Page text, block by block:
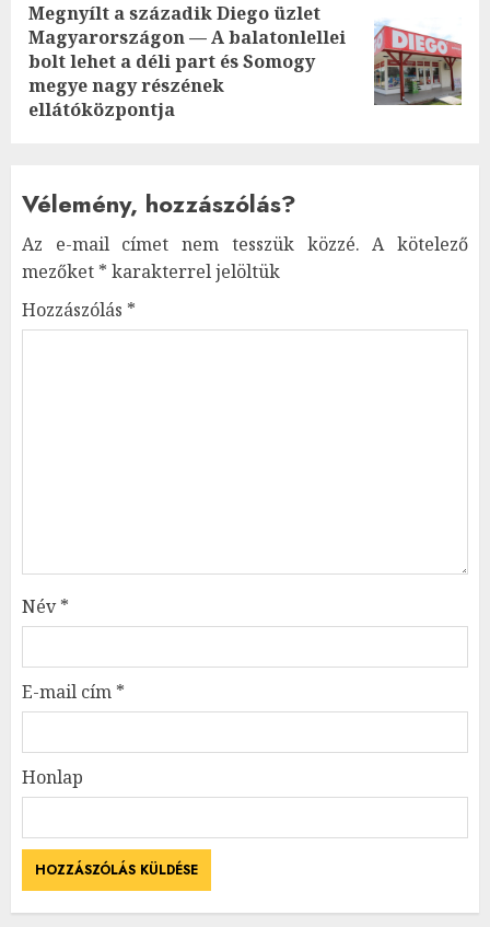
Next
post:
Megnyílt a századik Diego üzlet
Magyarországon — A balatonlellei
bolt lehet a déli part és Somogy
megye nagy részének
ellátóközpontja
Vélemény, hozzászólás?
Az e-mail címet nem tesszük közzé. A kötelező
mezőket * karakterrel jelöltük
Hozzászólás *
Név*
E-mail cím *
Honlap